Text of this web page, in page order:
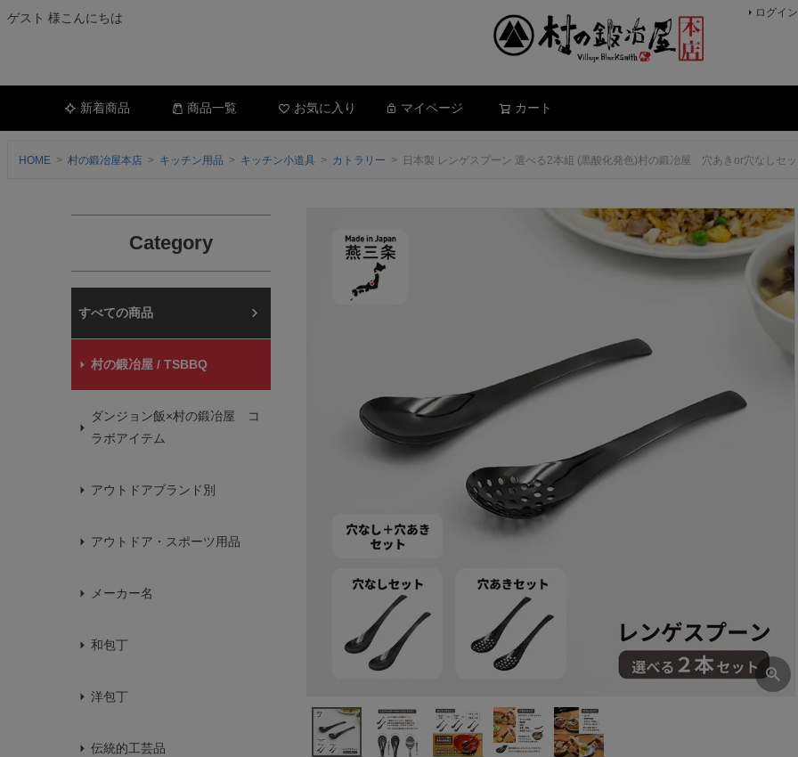
ゲスト 様こんにちは ログイン
新着商品 商品一覧 お気に入り マイページ カート
HOME 村の鍛冶屋本店 キッチン用品 キッチン小道具 カトラリー 日本製 レンゲスプーン 選べる2本組 (黒酸化発色)村の鍛冶屋 穴あきor穴なし
Category
村の鍛冶屋本店
村の鍛冶屋 / TSBBQ
ダンジョン飯×村の鍛冶屋 コ
ラボアイテム
アウトドアブランド別
アウトドア・スポーツ用品
メーカー名
和包丁
洋包丁
伝統的工芸品